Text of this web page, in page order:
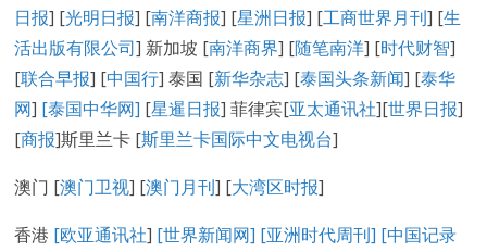
日报] [光明日报] [南洋商报] [星洲日报] [工商世界月刊] [生
活出版有限公司] 新加坡 [南洋商界] [随笔南洋] [时代财智]
[联合早报] [中国行] 泰国 [新华杂志] [泰国头条新闻] [泰华
网] [泰国中华网] [星暹日报] 菲律宾[亚太通讯社][世界日报]
[商报]斯里兰卡 [斯里兰卡国际中文电视台]
澳门 [澳门卫视] [澳门月刊] [大湾区时报]
香港 [欧亚通讯社] [世界新闻网] [亚洲时代周刊] [中国记录